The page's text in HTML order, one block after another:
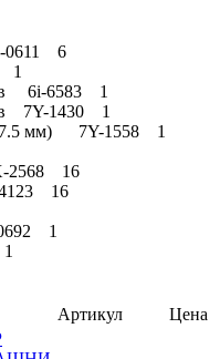
0611 6
1
6i-6583 1
7Y-1430 1
мм) 7Y-1558 1
2568 16
16
1
Артикул
Цена